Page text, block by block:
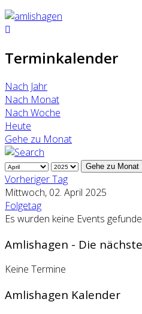
Terminkalender
Nach Jahr
Nach Monat
Nach Woche
Heute
Gehe zu Monat
Gehe zu Monat
Vorheriger Tag
Mittwoch, 02. April 2025
Folgetag
Es wurden keine Events
Amlishagen - Die
Keine Termine
Amlishagen Kalender